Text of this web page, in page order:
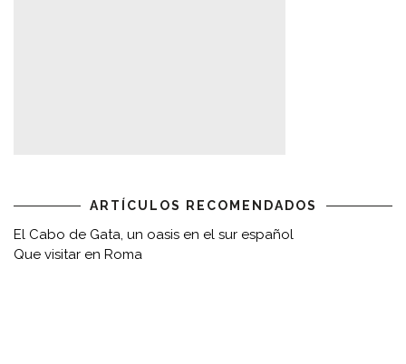
ARTÍCULOS RECOMENDADOS
El Cabo de Gata, un oasis en el sur español
Que visitar en Roma